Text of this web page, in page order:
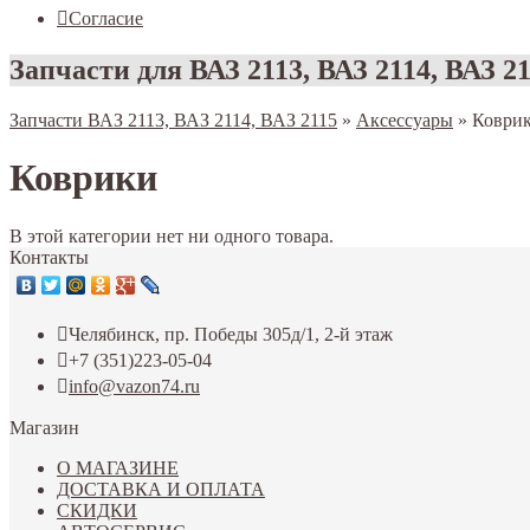
Согласие
Запчасти для ВАЗ 2113, ВАЗ 2114, ВАЗ
Запчасти ВАЗ 2113, ВАЗ 2114, ВАЗ 2115 » Аксессуары »
Коврики
В этой категории нет ни одного товара.
Контакты
Челябинск, пр. Победы 305д/1, 2-й этаж
+7 (351)223-05-04
info@vazon74.ru
Магазин
О МАГАЗИНЕ
ДОСТАВКА И ОПЛАТА
СКИДКИ